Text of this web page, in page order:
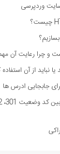
وردپرسی
و چرا رعایت آن
نباید از آن استفاده